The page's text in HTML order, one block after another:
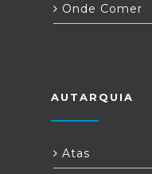
Onde Comer
AUTARQUIA
Atas